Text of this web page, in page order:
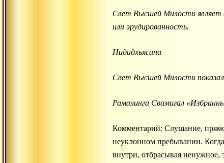
Свет Высшей Милости являет
или эрудированность.
Нидидхьясана
Свет Высшей Милости
Рамалинга Свамигал
Комментарий: Слушание,
неуклонном пребывании.
внутри, отбрасывая ненужное,